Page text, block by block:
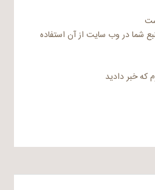
شما در وب سایت از آن استفاده
خبر دادید